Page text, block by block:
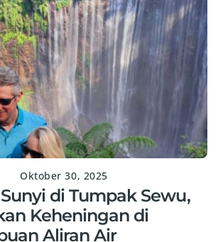
Oktober 30, 2025
di Tumpak Sewu,
Keheningan di
Aliran Air